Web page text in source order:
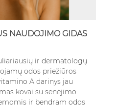
NAUDOJIMO GIDAS
ir dermatologų
odos priežiūros
A darinys jau
kovai su senėjimo
ir bendram odos